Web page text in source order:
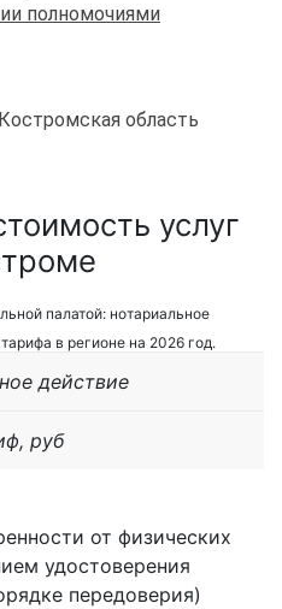
полномочиями
область
услуг
палатой: нотариальное
в регионе на 2026 год.
действие
руб
от физических
удостоверения
передоверия)